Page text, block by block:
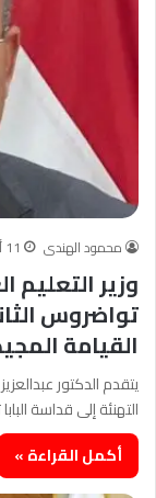
محمود الهندى 11 أبريل، 2026
وزير التعليم
تواضروس
القيامة
يتقدم الدكتور
التهنئة إلى قداسة
أكمل القراءة »